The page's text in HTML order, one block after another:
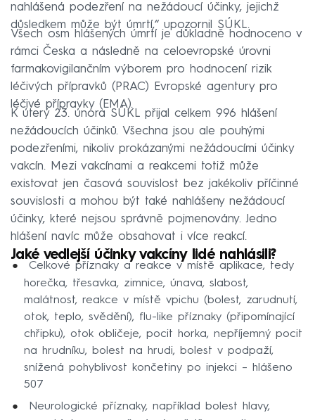
nahlášená podezření na nežádoucí účinky, jejichž
důsledkem může být úmrtí,“ upozornil SÚKL.
Všech osm hlášených úmrtí je důkladně hodnoceno v
rámci Česka a následně na celoevropské úrovni
farmakovigilančním výborem pro hodnocení rizik
léčivých přípravků (PRAC) Evropské agentury pro
léčivé přípravky (EMA).
K úterý 23. února SÚKL přijal celkem 996 hlášení
nežádoucích účinků. Všechna jsou ale pouhými
podezřeními, nikoliv prokázanými nežádoucími účinky
vakcín. Mezi vakcínami a reakcemi totiž může
existovat jen časová souvislost bez jakékoliv příčinné
souvislosti a mohou být také nahlášeny nežádoucí
účinky, které nejsou správně pojmenovány. Jedno
hlášení navíc může obsahovat i více reakcí.
Jaké vedlejší účinky vakcíny lidé nahlásili?
Celkové příznaky a reakce v místě aplikace, tedy
horečka, třesavka, zimnice, únava, slabost,
malátnost, reakce v místě vpichu (bolest, zarudnutí,
otok, teplo, svědění), flu-like příznaky (připomínající
chřipku), otok obličeje, pocit horka, nepříjemný pocit
na hrudníku, bolest na hrudi, bolest v podpaží,
snížená pohyblivost končetiny po injekci – hlášeno
507
Neurologické příznaky, například bolest hlavy,